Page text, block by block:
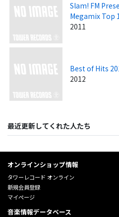
Slam! FM
Megamix Top
2011
Best of Hits
2012
最近更新してくれた人たち
オンラインショップ情報
タワーレコード オンライン
新規会員登録
マイページ
音楽情報データベース